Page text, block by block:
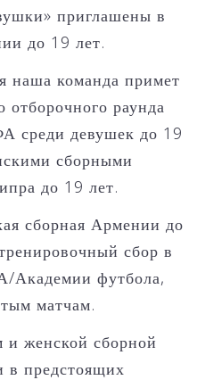
приглашены в
до 19 лет.
наша команда примет
отборочного раунда
среди девушек до 19
сборными
до 19 лет.
сборная Армении до
сбор в
Академии футбола,
матчам.
женской сборной
в предстоящих